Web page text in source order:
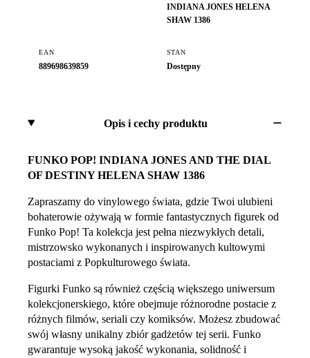
INDIANA JONES HELENA
SHAW 1386
EAN
889698639859
STAN
Dostępny
Opis i cechy produktu
FUNKO POP! INDIANA JONES AND THE DIAL
OF DESTINY HELENA SHAW 1386
Zapraszamy do vinylowego świata, gdzie Twoi ulubieni
bohaterowie ożywają w formie fantastycznych figurek od
Funko Pop! Ta kolekcja jest pełna niezwykłych detali,
mistrzowsko wykonanych i inspirowanych kultowymi
postaciami z Popkulturowego świata.
Figurki Funko są również częścią większego uniwersum
kolekcjonerskiego, które obejmuje różnorodne postacie z
różnych filmów, seriali czy komiksów. Możesz zbudować
swój własny unikalny zbiór gadżetów tej serii. Funko
gwarantuje wysoką jakość wykonania, solidność i